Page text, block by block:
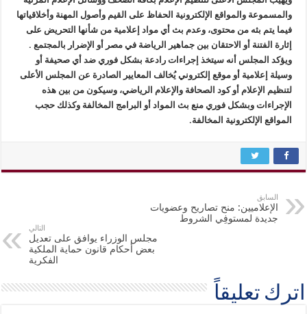
والمسموعة والمواقع الإلكترونية الحفاظ على القيم وأصول المهنة وأخلاقياتها
فيما يتم بثه من محتوى، وعدم بث أي مواد إعلامية من شأنها التحريض على
إثارة الفتنة أو الاحتقان بين جماهير الرياضة في مصر أو الإضرار بالمجتمع .
ويؤكد المجلس أنه سيتخذ إجراءات رادعة بشكل فوري ضد أي صحيفة أو
وسيلة إعلامية أو موقع إلكتروني يُخالف المعايير الصادرة عن المجلس الأعلى
لتنظيم الإعلام أو كود الصحافة والإعلام الرياضي، وسيكون من بين هذه
الإجراءات وبشكل فوري منع بث المواد أو البرامج المخالفة وكذلك حجب
المواقع الإلكترونية المخالفة.
السابق
الإعلاميين: منح تصاريح وعضويات
جديدة لمستوفِي الشروط
التالي
مجلس الوزراء يوافق على تعديل
بعض أحكام قانون حماية الملكية
الفكرية
اترك تعليقاً